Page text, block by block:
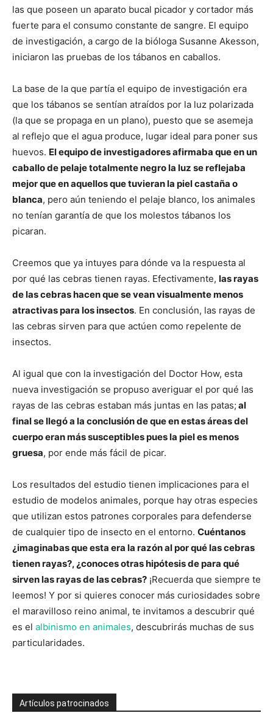
las que poseen un aparato bucal picador y cortador más
fuerte para el consumo constante de sangre. El equipo
de investigación, a cargo de la bióloga Susanne Akesson,
iniciaron las pruebas de los tábanos en caballos.
La base de la que partía el equipo de investigación era
que los tábanos se sentían atraídos por la luz polarizada
(la que se propaga en un plano), puesto que se asemeja
al reflejo que el agua produce, lugar ideal para poner sus
huevos. El equipo de investigadores afirmaba que en un
caballo de pelaje totalmente negro la luz se reflejaba
mejor que en aquellos que tuvieran la piel castaña o
blanca, pero aún teniendo el pelaje blanco, los animales
no tenían garantía de que los molestos tábanos los
picaran.
Creemos que ya intuyes para dónde va la respuesta al
por qué las cebras tienen rayas. Efectivamente, las rayas
de las cebras hacen que se vean visualmente menos
atractivas para los insectos. En conclusión, las rayas de
las cebras sirven para que actúen como repelente de
insectos.
Al igual que con la investigación del Doctor How, esta
nueva investigación se propuso averiguar el por qué las
rayas de las cebras estaban más juntas en las patas; al
final se llegó a la conclusión de que en estas áreas del
cuerpo eran más susceptibles pues la piel es menos
gruesa, por ende más fácil de picar.
Los resultados del estudio tienen implicaciones para el
estudio de modelos animales, porque hay otras especies
que utilizan estos patrones corporales para defenderse
de cualquier tipo de insecto en el entorno. Cuéntanos
¿imaginabas que esta era la razón al por qué las cebras
tienen rayas?, ¿conoces otras hipótesis de para qué
sirven las rayas de las cebras? ¡Recuerda que siempre te
leemos! Y por si quieres conocer más curiosidades sobre
el maravilloso reino animal, te invitamos a descubrir qué
es el albinismo en animales, descubrirás muchas de sus
particularidades.
Artículos patrocinados